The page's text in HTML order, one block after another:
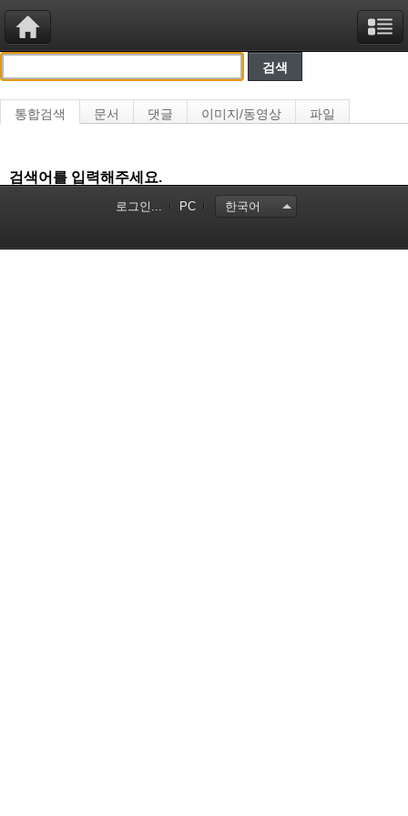
통합검색 문서 댓글 이미지/동영상 파일
검색어를 입력해주세요.
로그인... PC 한국어